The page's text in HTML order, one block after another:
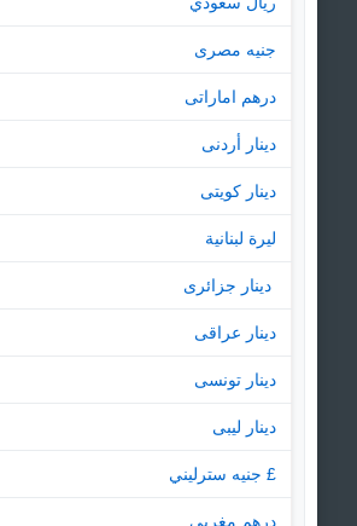
جنيه مصرى
درهم اماراتى
دينار أردنى
دينار كويتى
ليرة لبنانية
‏ دينار جزائرى
دينار عراقى
دينار تونسى
دينار ليبى
£ جنيه سترليني
درهم مغربى